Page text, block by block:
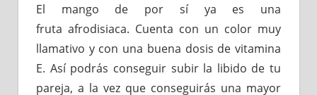
El mango de por sí ya es una
fruta afrodisiaca. Cuenta con un color muy
llamativo y con una buena dosis de vitamina
E. Así podrás conseguir subir la libido de tu
pareja, a la vez que conseguirás una mayor